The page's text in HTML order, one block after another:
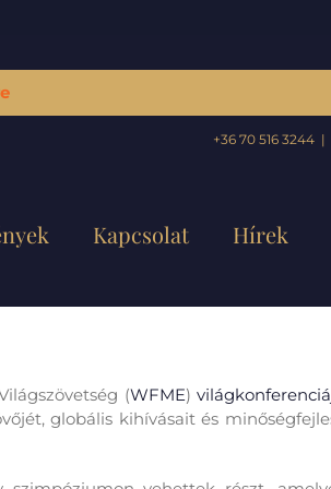
+36 70 516 3244 |
Kapcsolat Hírek
(WFME)
globális kihívásait és